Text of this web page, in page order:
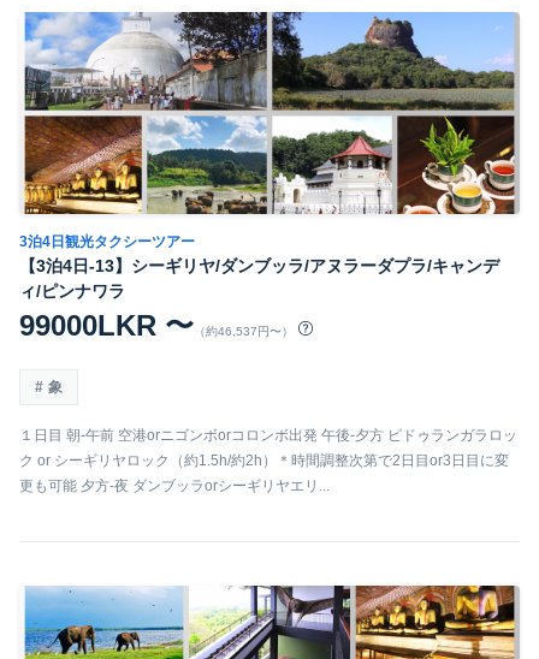
3泊4日観光タクシーツアー
【3泊4日-13】シーギリヤ/ダンブッラ/アヌラーダプラ/キャンデ
ィ/ピンナワラ
99000LKR 〜 （約46,537円〜）
象
１日目 朝-午前 空港orニゴンボorコロンボ出発 午後-夕方 ピドゥランガラロッ
ク or シーギリヤロック（約1.5h/約2h）＊時間調整次第で2日目or3日目に変
更も可能 夕方-夜 ダンブッラorシーギリヤエリ...